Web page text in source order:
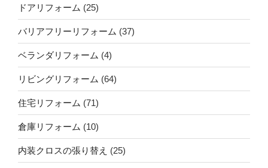
ドアリフォーム (25)
バリアフリーリフォーム (37)
ベランダリフォーム (4)
リビングリフォーム (64)
住宅リフォーム (71)
倉庫リフォーム (10)
内装クロスの張り替え (25)